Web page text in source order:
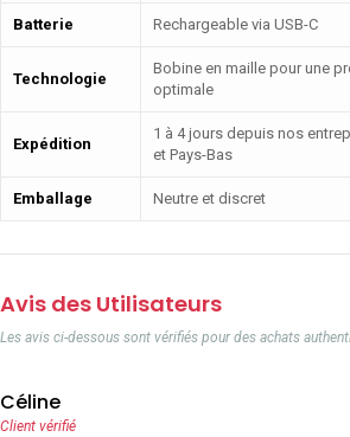
Batterie Rechargeable via USB-C
Technologie
Bobine en maille pour une
optimale
Expédition
1 à 4 jours depuis nos
et Pays-Bas
Emballage Neutre et discret
Avis des Utilisateurs
Les avis ci-dessous sont vérifiés pour des achats
Céline
Client vérifié